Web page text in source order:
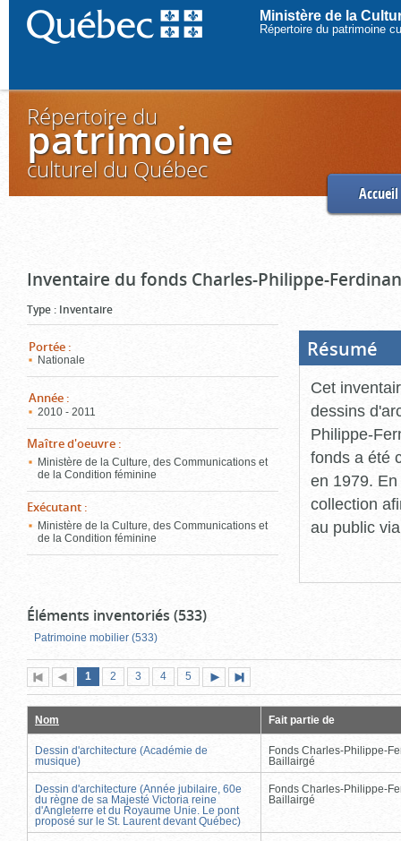
Ministère de la
Répertoire du patrimoine
Répertoire du
patrimoine
culturel du Québec
Accueil
Inventaire du fonds Charles-Philippe-
Type : Inventaire
Portée :
Nationale
Année :
2010 - 2011
Maître d'oeuvre :
Ministère de la Culture, des Communications et
de la Condition féminine
Exécutant :
Ministère de la Culture, des Communications et
de la Condition féminine
Résumé
Cet
dessins
Philippe-
fonds a été
en 1979.
collection
au public
Éléments inventoriés (533)
Patrimoine mobilier (533)
Première
page
Page
précédente
Page
1 (page
actuelle)
Page
2 Page
3 Page
4 Page
5
suivante
page
Nom Fait partie de
Dessin d'architecture (Académie de
musique)
Fonds Charles-Philippe-
Baillairgé
Dessin d'architecture (Année jubilaire, 60e
du règne de sa Majesté Victoria reine
d'Angleterre et du Royaume Unie. Le pont
proposé sur le St. Laurent devant Québec)
Fonds Charles-Philippe-
Baillairgé